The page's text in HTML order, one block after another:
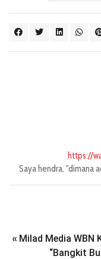
https://
Saya hendra, "dimana
« Milad Media WBN
“Bangkit